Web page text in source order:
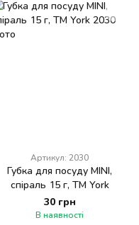
Артикул: 2030
Губка для посуду МINІ,
спіраль 15 г, ТМ York
30 грн
В наявності